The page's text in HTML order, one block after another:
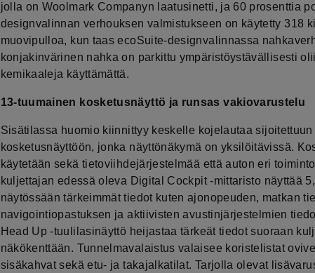
jolla on Woolmark Companyn laatusinetti, ja 60 prosenttia
designvalinnan verhouksen valmistukseen on käytetty 318
muovipulloa, kun taas ecoSuite-designvalinnassa
konjakinvärinen nahka on parkittu ympäristöystävällisesti
kemikaaleja käyttämättä.
13-tuumainen kosketusnäyttö ja runsas vakiovarustelu
Sisätilassa huomio kiinnittyy keskelle kojelautaa sijoitettuun
kosketusnäyttöön, jonka näyttönäkymä on yksilöitävissä.
käytetään sekä tietoviihdejärjestelmää että auton eri
kuljettajan edessä oleva Digital Cockpit -mittaristo näyttää
näytössään tärkeimmät tiedot kuten ajonopeuden, matkan
navigointiopastuksen ja aktiivisten avustinjärjestelmien
Head Up -tuulilasinäyttö heijastaa tärkeät tiedot suoraan
näkökenttään. Tunnelmavalaistus valaisee koristelistat
sisäkahvat sekä etu- ja takajalkatilat. Tarjolla olevat